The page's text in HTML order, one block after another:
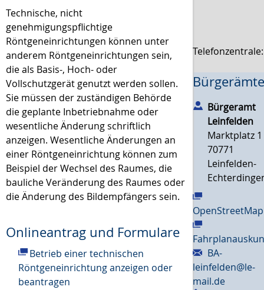
Technische, nicht
genehmigungspflichtige
Röntgeneinrichtungen können unter
anderem Röntgeneinrichtungen sein,
die als Basis-, Hoch- oder
Vollschutzgerät genutzt werden sollen.
Sie müssen der zuständigen Behörde
die geplante Inbetriebnahme oder
wesentliche Änderung schriftlich
anzeigen. Wesentliche Änderungen an
einer Röntgeneinrichtung können zum
Beispiel der Wechsel des Raumes, die
bauliche Veränderung des Raumes oder
die Änderung des Bildempfängers sein.
Onlineantrag und Formulare
Betrieb einer technischen
Röntgeneinrichtung anzeigen oder
beantragen
Bürgeramt
Leinfelden
Marktplatz 1
70771
Leinfelden-
OpenStreetMap
BA-
leinfelden@le-
mail.de